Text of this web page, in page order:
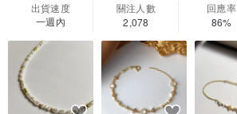
出貨速度
一週內
關注人數
2,078
回應率
86%